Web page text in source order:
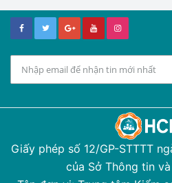
Giấy phép số 12/GP-STTTT
của Sở Thông tin